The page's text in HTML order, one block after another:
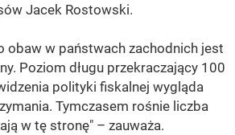
Jacek Rostowski.
obaw w państwach zachodnich jest
Poziom długu przekraczający 100
polityki fiskalnej wygląda
Tymczasem rośnie liczba
w tę stronę" – zauważa.